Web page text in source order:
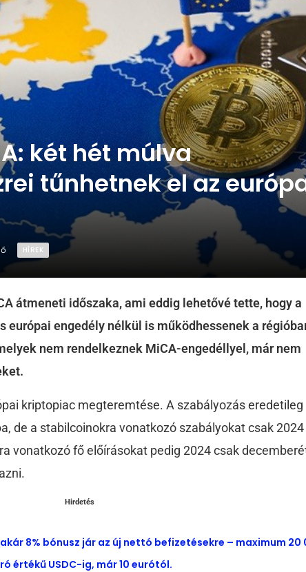
két hét múlva
tűnhetnek el az
HÍREK
átmeneti időszaka, ami eddig lehetővé tette, hogy a
európai engedély nélkül is működhessenek a
nem rendelkeznek MiCA-engedéllyel, már nem
kriptopiac megteremtése. A szabályozás eredetileg
de a stabilcoinokra vonatkozó szabályokat csak 2024
vonatkozó fő előírásokat pedig 2024 csak
Hirdetés
8% bónusz jár az új nettó befizetésekre – maximum 20
értékű USDC-ig, már 10 eurótól.